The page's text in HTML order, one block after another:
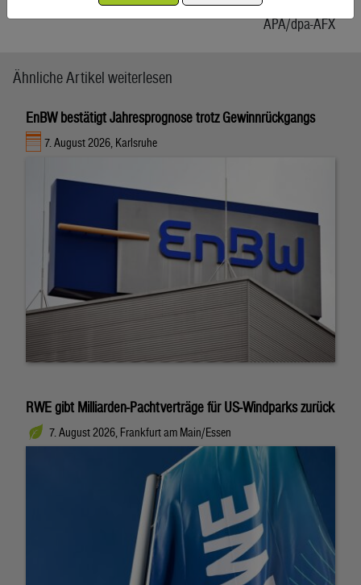
APA/dpa-AFX
Ähnliche Artikel weiterlesen
EnBW bestätigt Jahresprognose trotz Gewinnrückgangs
7. August 2026, Karlsruhe
RWE gibt Milliarden-Pachtverträge für US-Windparks zurück
7. August 2026, Frankfurt am Main/Essen